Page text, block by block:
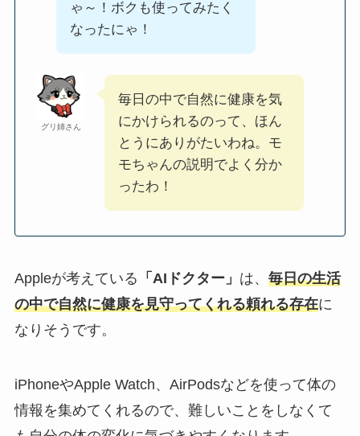
ゃ～！ボクも使ってみたく
なったにゃ！
グリ姉さん
毎日の中で自然に健康を気
にかけられるのって、ほん
とうにありがたいわね。モ
モちゃんの説明でよく分か
ったわ！
Appleが考えている 「AIドクター」 は、 毎日の生活
の中で自然に健康を見守ってくれる頼れる存在に
なりそうです。
iPhoneやApple Watch、AirPodsなどを使って体の
情報を集めてくれるので、難しいことをしなくて